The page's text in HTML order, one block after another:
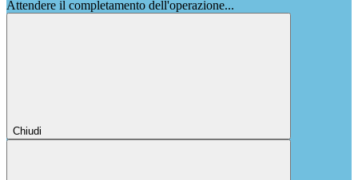
Attendere il completamento dell'operazione...
Chiudi